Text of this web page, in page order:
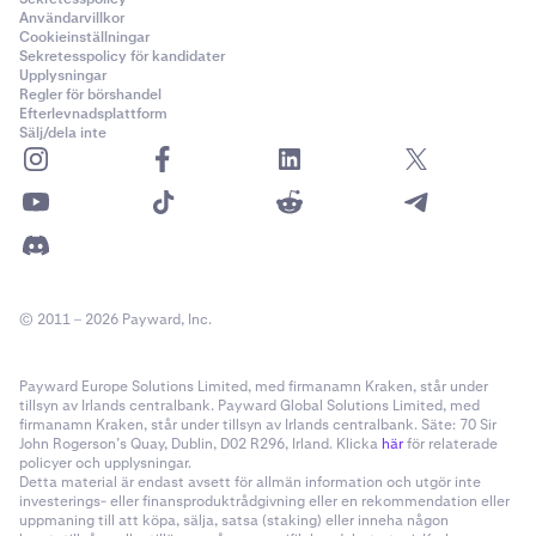
Kontrollera om detta är den typiska typen av
meddelande du får från denna avsändare, och om
det är ovanligt, kontakta dem via telefon för att
verifiera att de faktiskt skickade det. Använd inte en
annan digital kanal för att kommunicera med
avsändaren, eftersom det finns en risk att du då kan
ha att göra med en bedragare. Telefonsamtal,
videosamtal eller personliga möten är de bästa
malware, så när du väl laddar ner filen; kör en
möjligheter att bli påverkad av malware.
Kopiera och klistra in-malware
När denna malware har laddats ner till din enhet kommer
den att förbli vilande tills du kopierar och klistrar in
känslig data som en 2FA-kod eller en cryptocurrency-
Användarvillkor
Cookieinställningar
Sekretesspolicy för kandidater
Upplysningar
Regler för börshandel
Efterlevnadsplattform
Sälj/dela inte
© 2011 – 2026 Payward, Inc.
Payward Europe Solutions Limited, med firmanamn Kraken, står under
tillsyn av Irlands centralbank. Payward Global Solutions Limited, med
firmanamn Kraken, står under tillsyn av Irlands centralbank. Säte: 70 Sir
John Rogerson’s Quay, Dublin, D02 R296, Irland. Klicka härför relaterade
policyer och upplysningar.
Detta material är endast avsett för allmän information och utgör inte
investerings- eller finansproduktrådgivning eller en rekommendation eller
uppmaning till att köpa, sälja, satsa (staking) eller inneha någon